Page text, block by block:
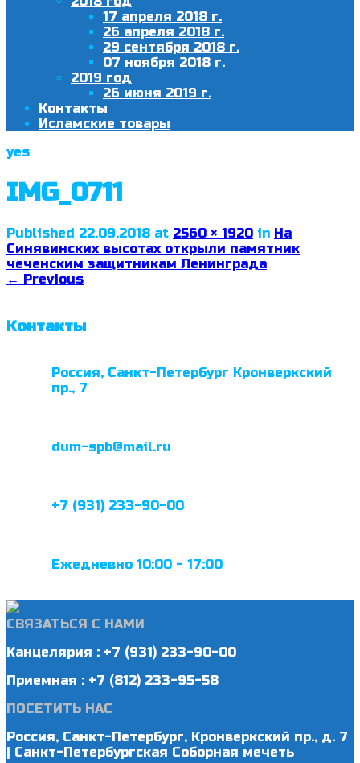
17 апреля 2018 г.
26 апреля 2018 г.
29 сентября 2018 г.
07 ноября 2018 г.
2019 год
26 июня 2019 г.
Контакты
Исламские товары
yes
IMG_0711
Published 22.09.2018 at 2560 × 1920 in На
Синявинских высотах открыли памятник
чеченским защитникам Ленинграда
← Previous
Контакты
Россия, Санкт-Петербург Кронверкский
пр., 7
dum-spb@mail.ru
+7 (931) 233-90-00
Ежедневно 10:00 - 17:00
СВЯЗАТЬСЯ С НАМИ
Канцелярия : +7 (931) 233-90-00
Приемная : +7 (812) 233-95-58
ПОСЕТИТЬ НАС
Россия, Санкт-Петербург, Кронверкский пр., д. 7
| Санкт-Петербургская Соборная мечеть